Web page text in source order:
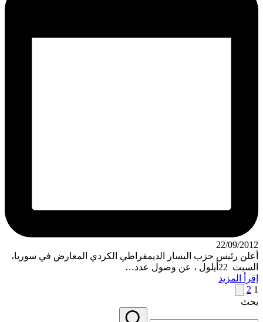
22/09/2012
أعلن رئيس حزب اليسار الديمقراطي الكردي المعارض في سوريا،
السبت 22أيلول ، عن وصول عدد…
إقرأ المزيد
Posts
pagination
1
2 الصفحة
التاليةبحث